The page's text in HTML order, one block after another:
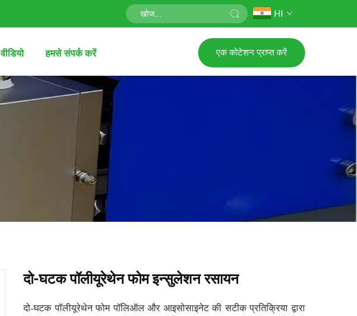
HI
वीडियो हमसे संपर्क करें एक कोटेशन प्राप्त करें
दो-घटक पॉलीयूरेथेन फोम इन्सुलेशन रसायन
दो-घटक पॉलीयूरेथेन फोम पॉलिऑल और आइसोसाइनेट की सटीक प्रतिक्रिया द्वारा